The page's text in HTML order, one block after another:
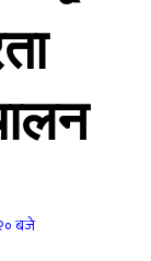
डेङ्गु
किरण सिंह
बजे